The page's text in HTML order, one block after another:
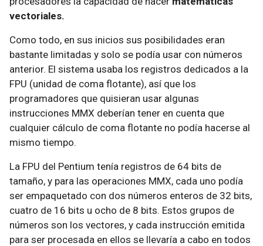
vectoriales.
Como todo, en sus inicios sus posibilidades eran
bastante limitadas y solo se podía usar con números
anterior. El sistema usaba los registros dedicados a la
FPU (unidad de coma flotante), así que los
programadores que quisieran usar algunas
instrucciones MMX deberían tener en cuenta que
cualquier cálculo de coma flotante no podía hacerse al
mismo tiempo.
La FPU del Pentium tenía registros de 64 bits de
tamaño, y para las operaciones MMX, cada uno podía
ser empaquetado con dos números enteros de 32 bits,
cuatro de 16 bits u ocho de 8 bits. Estos grupos de
números son los vectores, y cada instrucción emitida
para ser procesada en ellos se llevaría a cabo en todos